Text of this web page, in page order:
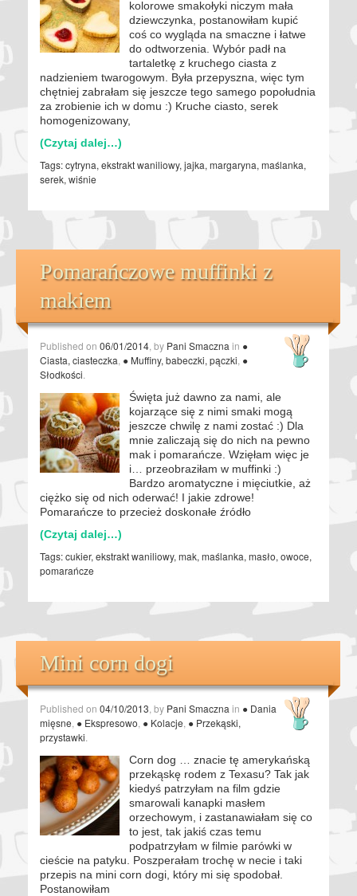
kolorowe smakołyki niczym mała
dziewczynka, postanowiłam kupić
coś co wygląda na smaczne i łatwe
do odtworzenia. Wybór padł na
tartaletkę z kruchego ciasta z
nadzieniem twarogowym. Była przepyszna, więc tym
chętniej zabrałam się jeszcze tego samego popołudnia
za zrobienie ich w domu :) Kruche ciasto, serek
homogenizowany,
(Czytaj dalej…)
Tags:cytryna, ekstrakt waniliowy, jajka, margaryna, maślanka,
serek, wiśnie
Pomarańczowe muffinki z
makiem
Published on 06/01/2014 , by Pani Smaczna in ●
Ciasta, ciasteczka ● Muffiny, babeczki, pączki ●
Słodkości
Święta już dawno za nami, ale
kojarzące się z nimi smaki mogą
jeszcze chwilę z nami zostać :) Dla
mnie zaliczają się do nich na pewno
mak i pomarańcze. Wzięłam więc je
i… przeobraziłam w muffinki :)
Bardzo aromatyczne i mięciutkie, aż
ciężko się od nich oderwać! I jakie zdrowe!
Pomarańcze to przecież doskonałe źródło
(Czytaj dalej…)
Tags:cukier, ekstrakt waniliowy, mak, maślanka, masło, owoce,
pomarańcze
Mini corn dogi
Published on 04/10/2013 , by Pani Smaczna in ● Dania
mięsne ● Ekspresowo ● Kolacje ● Przekąski,
przystawki
Corn dog … znacie tę amerykańską
przekąskę rodem z Texasu? Tak jak
kiedyś patrzyłam na film gdzie
smarowali kanapki masłem
orzechowym, i zastanawiałam się co
to jest, tak jakiś czas temu
podpatrzyłam w filmie parówki w
cieście na patyku. Poszperałam trochę w necie i taki
przepis na mini corn dogi, który mi się spodobał.
Postanowiłam